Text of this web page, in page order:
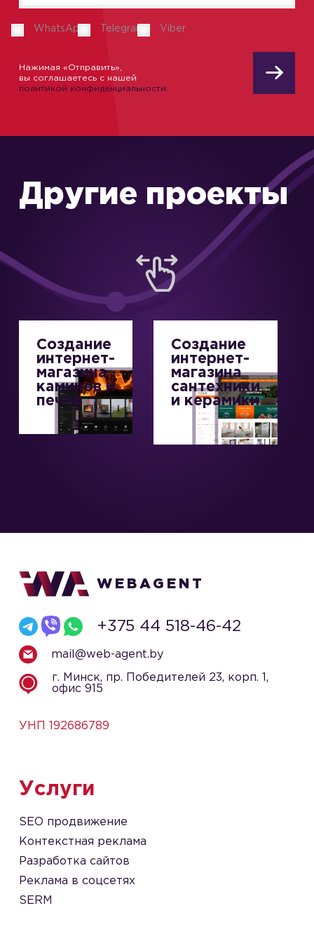
WhatsApp Telegram Viber
Нажимая «Отправить»,
вы соглашаетесь с нашей
политикой конфиденциальности.
Другие проекты
Создание
интернет-
магазина
каминов и
печей
Создание
интернет-
магазина
сантехники
и керамики
WEBAGENT
+375 44 518-46-42
mail@web-agent.by
г. Минск, пр. Победителей 23, корп. 1,
офис 915
УНП 192686789
Услуги
SEO продвижение
Контекстная реклама
Разработка сайтов
Реклама в соцсетях
SERM